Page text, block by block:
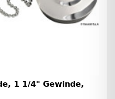
1 1/4" Gewinde,